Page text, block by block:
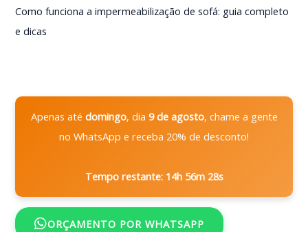
Como funciona a impermeabilização de sofá: guia completo
e dicas
Apenas até domingo, dia 9 de agosto, chame a gente
no WhatsApp e receba 20% de desconto!
Tempo restante: 14h 56m 27s
ORÇAMENTO POR WHATSAPP